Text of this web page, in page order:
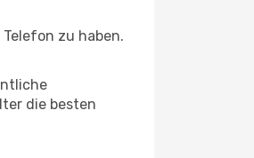
zu haben.
die besten